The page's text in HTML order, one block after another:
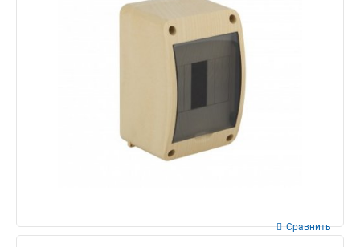
Сравнить